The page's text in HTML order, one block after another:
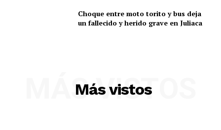
Choque entre moto torito y bus deja
un fallecido y herido grave en Juliaca
Más vistos
MÁS VISTOS